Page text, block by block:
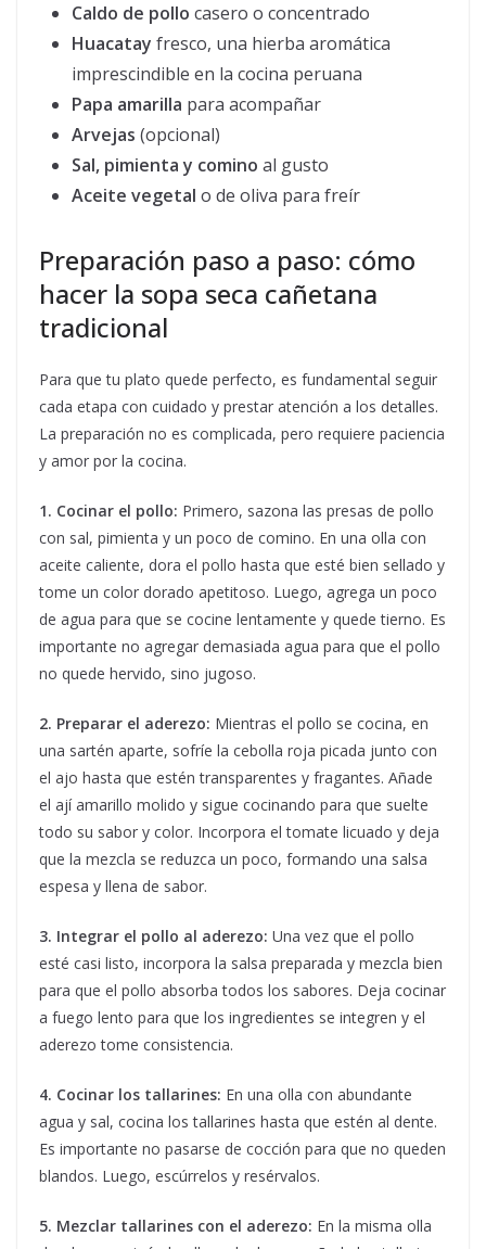
Caldo de pollo casero o concentrado
Huacatay fresco, una hierba aromática
imprescindible en la cocina peruana
Papa amarilla para acompañar
Arvejas (opcional)
Sal, pimienta y comino al gusto
Aceite vegetal o de oliva para freír
Preparación paso a paso: cómo
hacer la sopa seca cañetana
tradicional
Para que tu plato quede perfecto, es fundamental seguir
cada etapa con cuidado y prestar atención a los detalles.
La preparación no es complicada, pero requiere paciencia
y amor por la cocina.
1. Cocinar el pollo: Primero, sazona las presas de pollo
con sal, pimienta y un poco de comino. En una olla con
aceite caliente, dora el pollo hasta que esté bien sellado y
tome un color dorado apetitoso. Luego, agrega un poco
de agua para que se cocine lentamente y quede tierno. Es
importante no agregar demasiada agua para que el pollo
no quede hervido, sino jugoso.
2. Preparar el aderezo: Mientras el pollo se cocina, en
una sartén aparte, sofríe la cebolla roja picada junto con
el ajo hasta que estén transparentes y fragantes. Añade
el ají amarillo molido y sigue cocinando para que suelte
todo su sabor y color. Incorpora el tomate licuado y deja
que la mezcla se reduzca un poco, formando una salsa
espesa y llena de sabor.
3. Integrar el pollo al aderezo: Una vez que el pollo
esté casi listo, incorpora la salsa preparada y mezcla bien
para que el pollo absorba todos los sabores. Deja cocinar
a fuego lento para que los ingredientes se integren y el
aderezo tome consistencia.
4. Cocinar los tallarines: En una olla con abundante
agua y sal, cocina los tallarines hasta que estén al dente.
Es importante no pasarse de cocción para que no queden
blandos. Luego, escúrrelos y resérvalos.
5. Mezclar tallarines con el aderezo: En la misma olla